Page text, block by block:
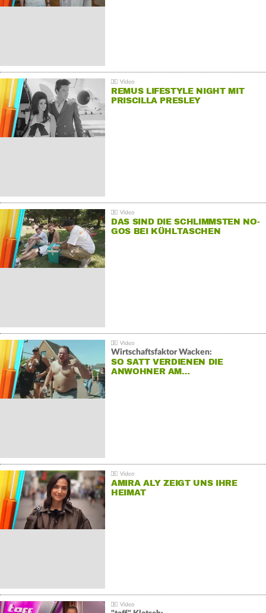
REMUS LIFESTYLE NIGHT MIT
PRISCILLA PRESLEY
DAS SIND DIE SCHLIMMSTEN NO-
GOS BEI KÜHLTASCHEN
Wirtschaftsfaktor Wacken:
SO SATT VERDIENEN DIE
ANWOHNER AM…
AMIRA ALY ZEIGT UNS IHRE
HEIMAT